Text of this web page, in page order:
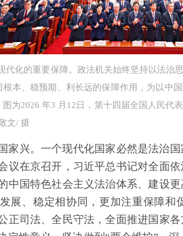
代化的重要保障。政法机关始终坚持以法治
根本、稳预期、利长远的保障作用，为以中
为2026 年3 月12日，第十四届全国人民代
文/ 摄
家兴。一个现代化国家必然是法治国
议在京召开，习近平总书记对全面
中国特色社会主义法治体系、建设
展、稳定相协同，更加注重保障和
正司法、全民守法，全面推进国家